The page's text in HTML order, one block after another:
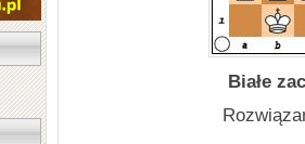
Białe